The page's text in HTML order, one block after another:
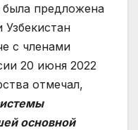
была предложена
с членами
20 июня 2022
отмечал,
основной